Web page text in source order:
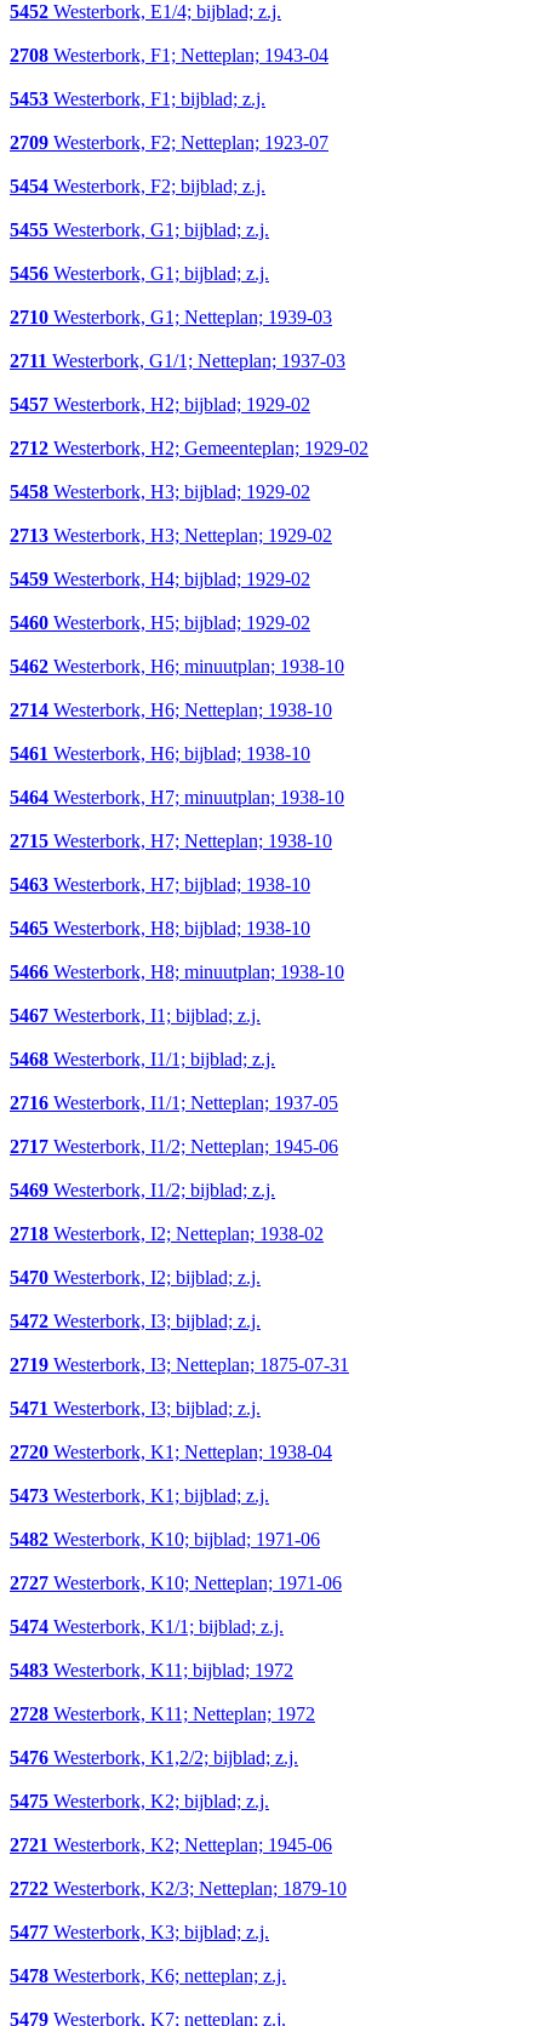
5452 Westerbork, E1/4; bijblad; z.j.
2708 Westerbork, F1; Netteplan; 1943-04
5453 Westerbork, F1; bijblad; z.j.
2709 Westerbork, F2; Netteplan; 1923-07
5454 Westerbork, F2; bijblad; z.j.
5455 Westerbork, G1; bijblad; z.j.
5456 Westerbork, G1; bijblad; z.j.
2710 Westerbork, G1; Netteplan; 1939-03
2711 Westerbork, G1/1; Netteplan; 1937-03
5457 Westerbork, H2; bijblad; 1929-02
2712 Westerbork, H2; Gemeenteplan; 1929-02
5458 Westerbork, H3; bijblad; 1929-02
2713 Westerbork, H3; Netteplan; 1929-02
5459 Westerbork, H4; bijblad; 1929-02
5460 Westerbork, H5; bijblad; 1929-02
5462 Westerbork, H6; minuutplan; 1938-10
2714 Westerbork, H6; Netteplan; 1938-10
5461 Westerbork, H6; bijblad; 1938-10
5464 Westerbork, H7; minuutplan; 1938-10
2715 Westerbork, H7; Netteplan; 1938-10
5463 Westerbork, H7; bijblad; 1938-10
5465 Westerbork, H8; bijblad; 1938-10
5466 Westerbork, H8; minuutplan; 1938-10
5467 Westerbork, I1; bijblad; z.j.
5468 Westerbork, I1/1; bijblad; z.j.
2716 Westerbork, I1/1; Netteplan; 1937-05
2717 Westerbork, I1/2; Netteplan; 1945-06
5469 Westerbork, I1/2; bijblad; z.j.
2718 Westerbork, I2; Netteplan; 1938-02
5470 Westerbork, I2; bijblad; z.j.
5472 Westerbork, I3; bijblad; z.j.
2719 Westerbork, I3; Netteplan; 1875-07-31
5471 Westerbork, I3; bijblad; z.j.
2720 Westerbork, K1; Netteplan; 1938-04
5473 Westerbork, K1; bijblad; z.j.
5482 Westerbork, K10; bijblad; 1971-06
2727 Westerbork, K10; Netteplan; 1971-06
5474 Westerbork, K1/1; bijblad; z.j.
5483 Westerbork, K11; bijblad; 1972
2728 Westerbork, K11; Netteplan; 1972
5476 Westerbork, K1,2/2; bijblad; z.j.
5475 Westerbork, K2; bijblad; z.j.
2721 Westerbork, K2; Netteplan; 1945-06
2722 Westerbork, K2/3; Netteplan; 1879-10
5477 Westerbork, K3; bijblad; z.j.
5478 Westerbork, K6; netteplan; z.j.
5479 Westerbork, K7; netteplan; z.j.